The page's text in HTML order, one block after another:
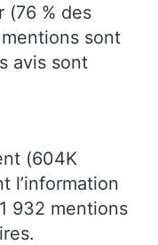
(76 % des
sont
avis sont
(604K
l’information
932 mentions